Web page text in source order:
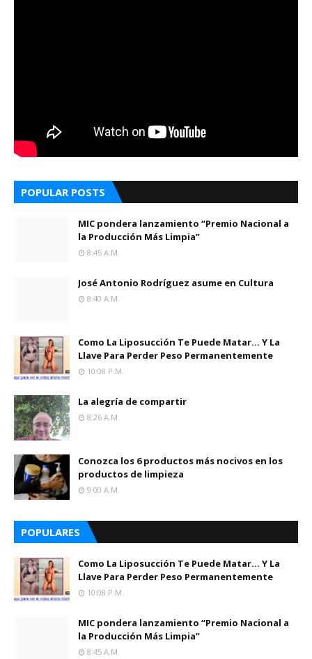
POPULAR POSTS
MIC pondera lanzamiento “Premio Nacional a
la Producción Más Limpia”
8:45 A.m.
José Antonio Rodríguez asume en Cultura
8:40 A.m.
Como La Liposucción Te Puede Matar… Y La
Llave Para Perder Peso Permanentemente
10:08 P.m.
La alegría de compartir
8:26 A.m.
Conozca los 6 productos más nocivos en los
productos de limpieza
9:00 A.m.
POPULARES
Como La Liposucción Te Puede Matar… Y La
Llave Para Perder Peso Permanentemente
10:08 P.m.
MIC pondera lanzamiento “Premio Nacional a
la Producción Más Limpia”
8:45 A.m.